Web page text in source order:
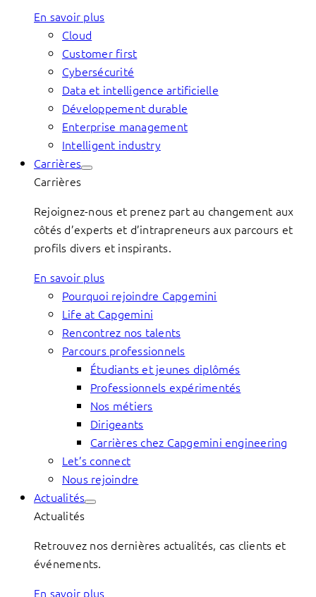
En savoir plus
Cloud
Customer first
Cybersécurité
Data et intelligence artificielle
Développement durable
Enterprise management
Intelligent industry
Carrières
Carrières
Rejoignez-nous et prenez part au changement aux
côtés d’experts et d’intrapreneurs aux parcours et
profils divers et inspirants.
En savoir plus
Pourquoi rejoindre Capgemini
Life at Capgemini
Rencontrez nos talents
Parcours professionnels
Étudiants et jeunes diplômés
Professionnels expérimentés
Nos métiers
Dirigeants
Carrières chez Capgemini engineering
Let’s connect
Nous rejoindre
Actualités
Actualités
Retrouvez nos dernières actualités, cas clients et
événements.
En savoir plus